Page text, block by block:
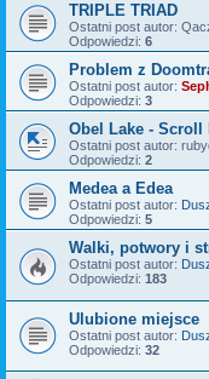
TRIPLE TRIAD
Ostatni post autor:
Odpowiedzi: 6
Problem z
Ostatni post autor:
Odpowiedzi: 3
Obel Lake - Scroll
Ostatni post autor:
Odpowiedzi: 2
Medea a Edea
Ostatni post autor:
Odpowiedzi: 5
Walki, potwory i
Ostatni post autor:
Odpowiedzi: 183
Ulubione miejsce
Ostatni post autor:
Odpowiedzi: 32